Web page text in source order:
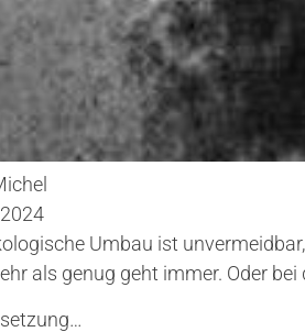
Umbau ist
als genug geht immer. Oder